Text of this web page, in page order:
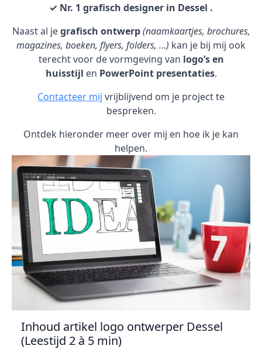
✓ Nr. 1 grafisch designer in Dessel .
Naast al jegrafisch ontwerp (naamkaartjes, brochures,
magazines, boeken, flyers, folders, …) kan je bij mij ook
terecht voor de vormgeving van logo’s en
huisstijl en PowerPoint presentaties.
Contacteer mij vrijblijvend om je project te
bespreken.
Ontdek hieronder meer over mij en hoe ik je kan
helpen.
Inhoud artikel logo ontwerper Dessel
(Leestijd 2 à 5 min)